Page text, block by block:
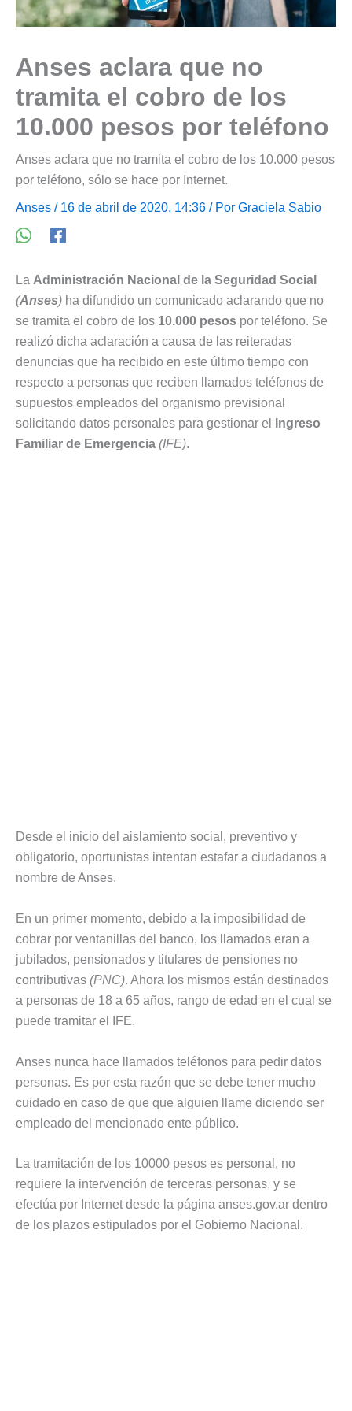
Anses aclara que no
tramita el cobro de los
10.000 pesos por teléfono
Anses aclara que no tramita el cobro de los 10.000 pesos
por teléfono, sólo se hace por Internet.
Anses / 16 de abril de 2020, 14:36 / Por Graciela Sabio
La Administración Nacional de la Seguridad Social
(Anses) ha difundido un comunicado aclarando que no
se tramita el cobro de los 10.000 pesos por teléfono. Se
realizó dicha aclaración a causa de las reiteradas
denuncias que ha recibido en este último tiempo con
respecto a personas que reciben llamados teléfonos de
supuestos empleados del organismo previsional
solicitando datos personales para gestionar el
Ingreso
Familiar de Emergencia (IFE).
Desde el inicio del aislamiento social, preventivo y
obligatorio, oportunistas intentan estafar a ciudadanos a
nombre de Anses.
En un primer momento, debido a la imposibilidad de
cobrar por ventanillas del banco, los llamados eran a
jubilados, pensionados y titulares de pensiones no
contributivas (PNC). Ahora los mismos están destinados
a personas de 18 a 65 años, rango de edad en el cual se
puede tramitar el IFE.
Anses nunca hace llamados teléfonos para pedir datos
personas. Es por esta razón que se debe tener mucho
cuidado en caso de que que alguien llame diciendo ser
empleado del mencionado ente público.
La tramitación de los 10000 pesos es personal, no
requiere la intervención de terceras personas, y se
efectúa por Internet desde la página anses.gov.ar dentro
de los plazos estipulados por el Gobierno Nacional.